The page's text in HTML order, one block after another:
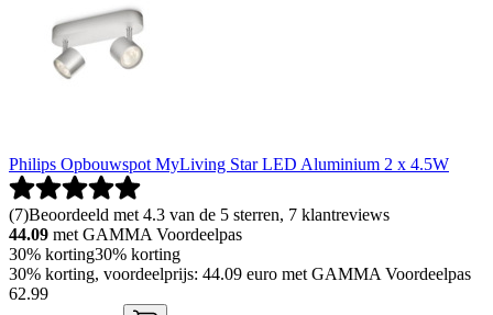
Philips Opbouwspot MyLiving Star LED Aluminium 2 x 4.5W
(7)Beoordeeld met 4.3 van de 5 sterren, 7 klantreviews
44.09 met GAMMA Voordeelpas
30% korting30% korting
30% korting, voordeelprijs: 44.09 euro met GAMMA Voordeelpas
62.99